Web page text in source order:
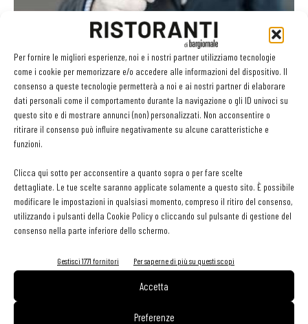
Per fornire le migliori esperienze, noi e i nostri partner utilizziamo tecnologie
come i cookie per memorizzare e/o accedere alle informazioni del dispositivo. Il
consenso a queste tecnologie permetterà a noi e ai nostri partner di elaborare
dati personali come il comportamento durante la navigazione o gli ID univoci su
questo sito e di mostrare annunci (non) personalizzati. Non acconsentire o
ritirare il consenso può influire negativamente su alcune caratteristiche e
funzioni.
Clicca qui sotto per acconsentire a quanto sopra o per fare scelte
dettagliate. Le tue scelte saranno applicate solamente a questo sito. È possibile
modificare le impostazioni in qualsiasi momento, compreso il ritiro del consenso,
utilizzando i pulsanti della Cookie Policy o cliccando sul pulsante di gestione del
consenso nella parte inferiore dello schermo.
Gestisci 1771 fornitori Per saperne di più su questi scopi
Accetta
Preferenze
Recensioni negative: un paio di consigli su come
valutarle e come...
Martino Ragusa - 25 Novembre 2019
I ristoranti devono rispondere alle recensioni
negative